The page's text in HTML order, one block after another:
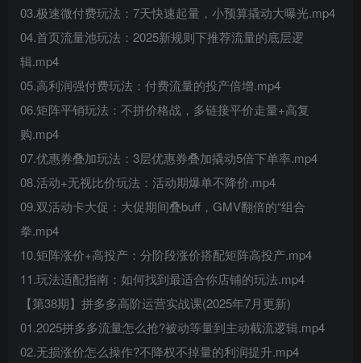
03.极速微付费玩法：7天快速起量，小预算撬动大曝光.mp4
04.首页流量池玩法：2025新规则下推荐流量的底层逻
辑.mp4
05.高利润强付费玩法：付费流量的投产倍增.mp4
06.矩阵平销玩法：不拼价格战，多链接平价走量+高复
购.mp4
07.优惠券叠加玩法：3层优惠券叠加撬动5倍下单率.mp4
08.活动+无视比价玩法：活动期爆单不降价.mp4
09.双活动卡大促：大促期间叠buff，GMV翻倍的“组合
拳.mp4
10.矩阵涨价+高投产：分阶段涨价搭配矩阵高投产.mp4
11.玩法适配指南：如何找到最适合你店铺的玩法.mp4
【第38期】拼多多高阶运营实战课(2025年7月更新)
01.2025拼多多流量怎么抢?被动等量到主动截流逻辑.mp4
02.无损涨价怎么操作?不降权不掉量的利润提升.mp4